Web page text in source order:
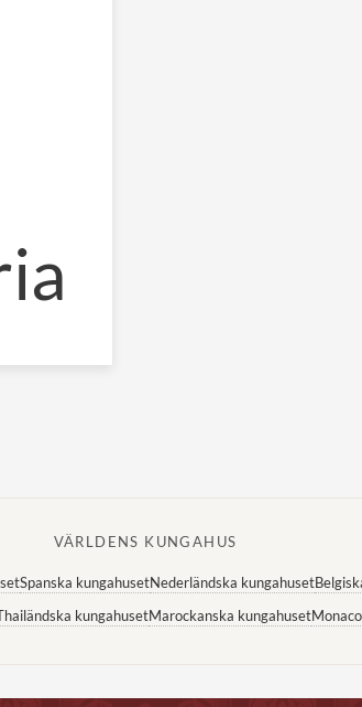
VÄRLDENS KUNGAHUS
Spanska kungahusetNederländska kungahuset
kungahusetMarockanska kungahuset